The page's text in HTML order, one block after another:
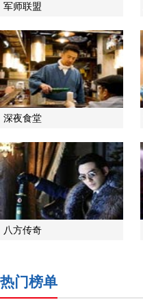
军师联盟
深夜食堂
八方传奇
热门榜单